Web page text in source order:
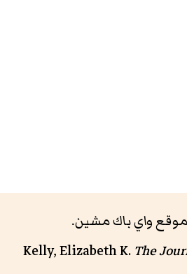
Kelly, Elizabeth K. The